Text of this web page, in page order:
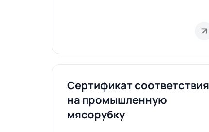
Сертификат соответствия
на промышленную
мясорубку